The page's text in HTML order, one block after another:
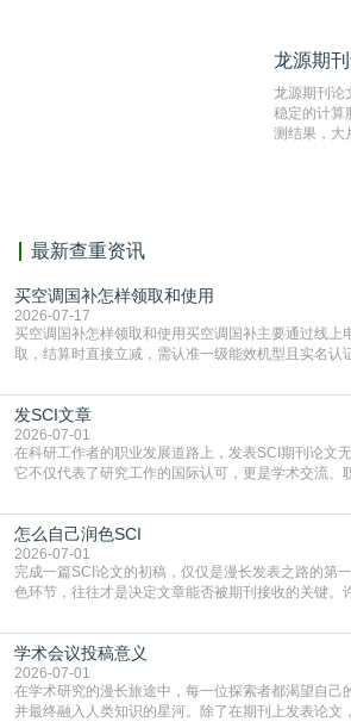
编辑部检测
测时注意填
表文献复制
龙源期
龙源期刊论
稳定的计算
测结果，大
最新查重资讯
买空调国补怎样领取和使用
2026-07-17
买空调国补怎样领取和使用买空调国补主要通过线上
取，结算时直接立减‌，需认准一级能效机型且实名认
能领到补贴首选‌京东APP‌搜索专属口令(如【家电补
4949】等，口令会随活动更新，以页面显示为准)进
复制粘贴【8$FKFGgJq
发SCI文章
2026-07-01
在科研工作者的职业发展道路上，发表SCI期刊论文
它不仅代表了研究工作的国际认可，更是学术交流、
战与困惑。从选题立意到投稿回应，每一步都需要精
篇AEIC学术交流中心小编就为大家介绍“发SCI文章”
一步发表SCI文章，首要解决的问题是“投
怎么自己润色SCI
2026-07-01
完成一篇SCI论文的初稿，仅仅是漫长发表之路的第
色环节，往往才是决定文章能否被期刊接收的关键。
质量，更能在此过程中深化对学术写作的理解。如何
文，使其在语言和学术表达上更符合国际期刊的要求
习的技能。本篇AEIC学术交流中心小编就为大家介
学术会议投稿意义
2026-07-01
在学术研究的漫长旅途中，每一位探索者都渴望自己
并最终融入人类知识的星河。除了在期刊上发表论文